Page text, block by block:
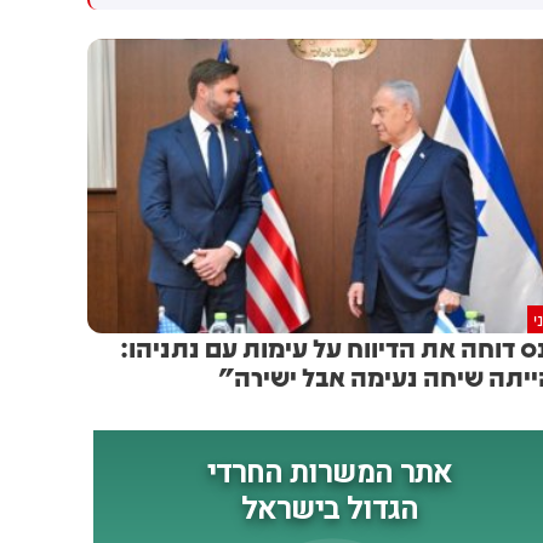
דוחה את הדיווח על עימות עם נתניהו:
שיחה נעימה אבל ישירה"